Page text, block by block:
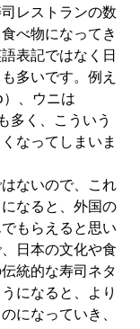
レストランの数
べ物になってき
表記ではなく日
多いです。例え
、ウニは
多く、こういう
なってしまいま
ないので、これ
なると、外国の
もらえると思い
日本の文化や食
統的な寿司ネタ
になると、より
になっていき、